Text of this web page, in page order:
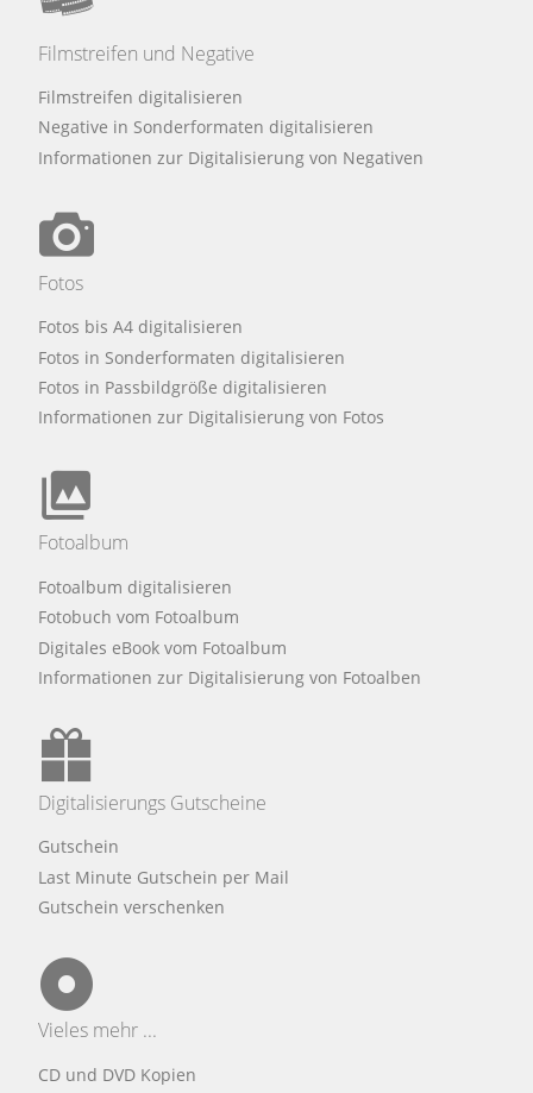
Filmstreifen und Negative
Filmstreifen digitalisieren
Negative in Sonderformaten digitalisieren
Informationen zur Digitalisierung von Negativen
Fotos
Fotos bis A4 digitalisieren
Fotos in Sonderformaten digitalisieren
Fotos in Passbildgröße digitalisieren
Informationen zur Digitalisierung von Fotos
Fotoalbum
Fotoalbum digitalisieren
Fotobuch vom Fotoalbum
Digitales eBook vom Fotoalbum
Informationen zur Digitalisierung von Fotoalben
Digitalisierungs Gutscheine
Gutschein
Last Minute Gutschein per Mail
Gutschein verschenken
Vieles mehr ...
CD und DVD Kopien